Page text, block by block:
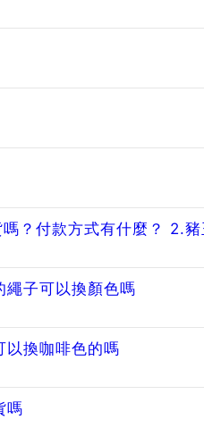
嗎？付款方式有什麼？ 2.
繩子可以換顏色嗎
以換咖啡色的嗎
嗎